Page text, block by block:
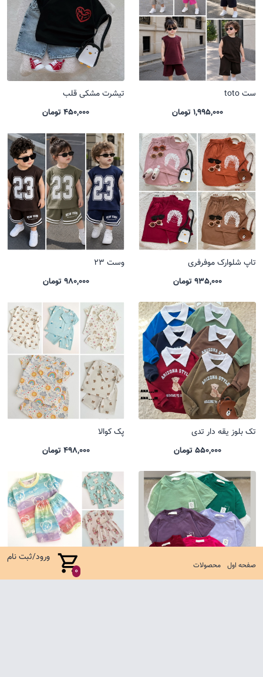
صفحه اول محصولات 0
ورود/ثبت نام
ست toto
1,995,000 تومان
تیشرت مشکی قلب
450,000 تومان
تاپ شلوارک موفرفری
935,000 تومان
وست 23
980,000 تومان
تک بلوز یقه دار تدی
550,000 تومان
پک کوالا
498,000 تومان